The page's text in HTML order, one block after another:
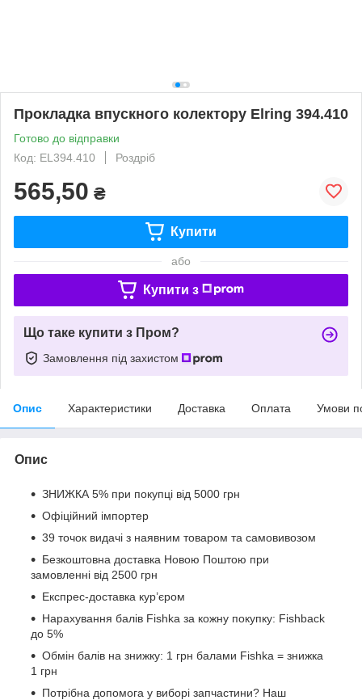
Прокладка впускного колектору Elring 394.410
Готово до відправки
Код: EL394.410
Роздріб
565,50 ₴
Купити
або
Купити з
Що таке купити з Пром?
Замовлення під захистом
Опис Характеристики Доставка Оплата Умови
Опис
ЗНИЖКА 5% при покупці від 5000 грн
Офіційний імпортер
39 точок видачі з наявним товаром та самовивозом
Безкоштовна доставка Новою Поштою при
замовленні від 2500 грн
Експрес-доставка кур’єром
Нарахування балів Fishka за кожну покупку: Fishback
до 5%
Обмін балів на знижку: 1 грн балами Fishka = знижка
1 грн
Потрібна допомога у виборі запчастини? Наш